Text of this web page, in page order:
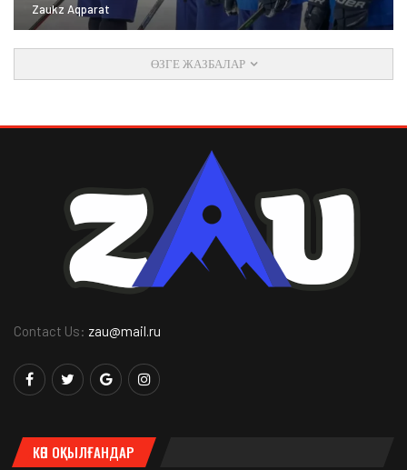
Zaukz Aqparat
ӨЗГЕ ЖАЗБАЛАР
Contact Us: zau@mail.ru
КӨП ОҚЫЛҒАНДАР